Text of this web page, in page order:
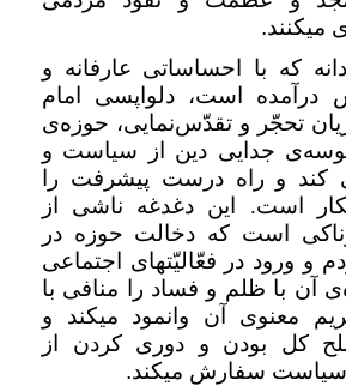
میکنند.
که با احساساتی عارفانه و
درآمده است، دلواپسی امام
تحجّر و تقدّس‌نمایی، حوزه‌ی
جدایی دین از سیاست و
کند و راه درست پیشرفت را
است. این دغدغه ناشی از
است که دخالت حوزه در
و ورود در فعّالیّتهای اجتماعی
آن با ظلم و فساد را منافی با
معنوی آن وانمود میکند و
کل بودن و دوری کردن از
سیاست سفارش میکند.